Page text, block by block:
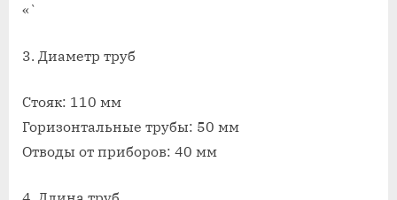
«`
3. Диаметр труб
Стояк: 110 мм
Горизонтальные трубы: 50 мм
Отводы от приборов: 40 мм